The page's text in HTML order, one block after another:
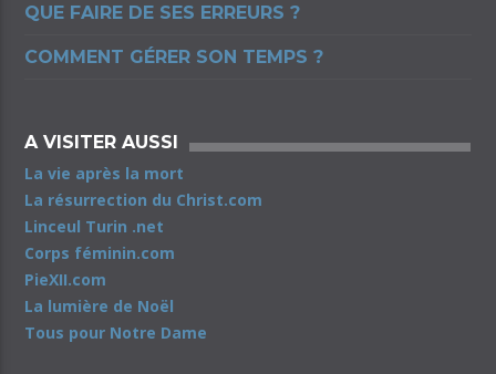
QUE FAIRE DE SES ERREURS ?
COMMENT GÉRER SON TEMPS ?
A VISITER AUSSI
La vie après la mort
La résurrection du Christ.com
Linceul Turin .net
Corps féminin.com
PieXII.com
La lumière de Noël
Tous pour Notre Dame